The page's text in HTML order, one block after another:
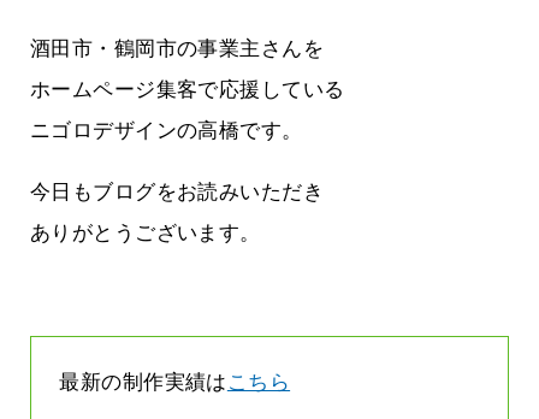
酒田市・鶴岡市の事業主さんを
ホームページ集客で応援している
ニゴロデザインの高橋です。
今日もブログをお読みいただき
ありがとうございます。
最新の制作実績は こちら
信を持
ニゴロ通信８月号が届きました！まも